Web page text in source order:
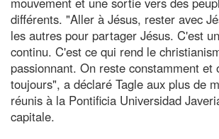
différents. "Aller à Jésus, rester avec
les autres pour partager Jésus. C'est
continu. C'est ce qui rend le
passionnant. On reste constamment et
toujours", a déclaré Tagle aux plus de
réunis à la Pontificia Universidad
capitale.